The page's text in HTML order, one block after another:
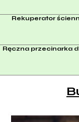
Rekuperator
Ręczna przecinarka